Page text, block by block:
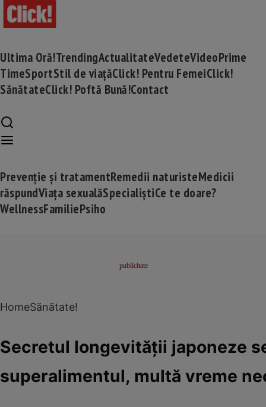
Ultima Oră!TrendingActualitateVedeteVideoPrime
TimeSportStil de viațăClick! Pentru FemeiClick!
SănătateClick! Poftă Bună!Contact
Prevenție și tratamentRemedii naturisteMedicii
răspundViața sexualăSpecialiștiCe te doare?
WellnessFamiliePsiho
HomeSănătate!
Secretul longevității japoneze
superalimentul, multă vreme